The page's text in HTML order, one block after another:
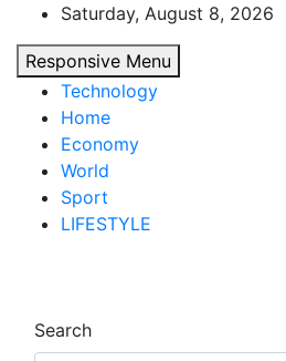
content
Saturday, August 8, 2026
Responsive Menu
Technology
Home
Economy
World
Sport
LIFESTYLE
Search